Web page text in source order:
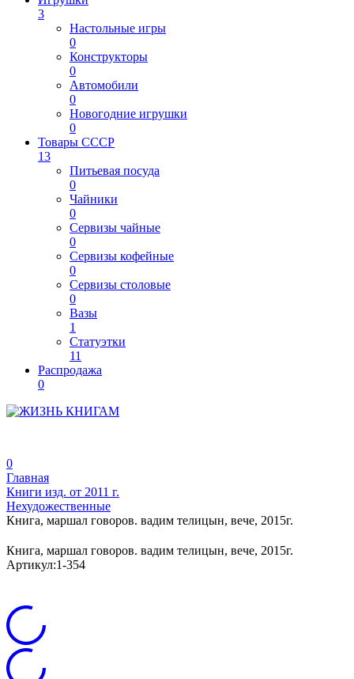
3
Настольные игры
0
Конструкторы
0
Автомобили
0
Новогодние игрушки
0
Товары СССР
13
Питьевая посуда
0
Чайники
0
Сервизы чайные
0
Сервизы кофейные
0
Сервизы столовые
0
Вазы
1
Статуэтки
11
Распродажа
0
0
Главная
Книги изд. от 2011 г.
Нехудожественные
Книга, маршал говоров. вадим телицын, вече, 2015г.
Книга, маршал говоров. вадим телицын, вече, 2015г.
Артикул:1-354